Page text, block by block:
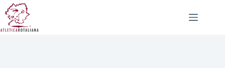
Salta
al
contenuto